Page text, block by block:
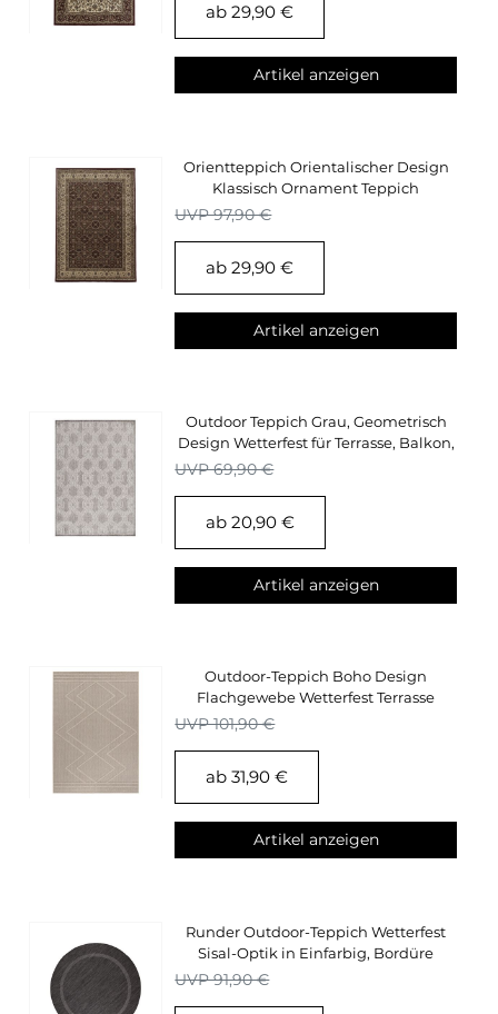
ab 29,90 €
Artikel anzeigen
Orientteppich Orientalischer Design
Klassisch Ornament Teppich
Wohnzimmer Rot
UVP 97,90 €
ab 29,90 €
Artikel anzeigen
Outdoor Teppich Grau, Geometrisch
Design Wetterfest für Terrasse, Balkon,
UVP 69,90 €
ab 20,90 €
Artikel anzeigen
Outdoor-Teppich Boho Design
Flachgewebe Wetterfest Terrasse
Küchen Teppich
UVP 101,90 €
ab 31,90 €
Artikel anzeigen
Runder Outdoor-Teppich Wetterfest
Sisal-Optik in Einfarbig, Bordüre
Flachgewebe
UVP 91,90 €